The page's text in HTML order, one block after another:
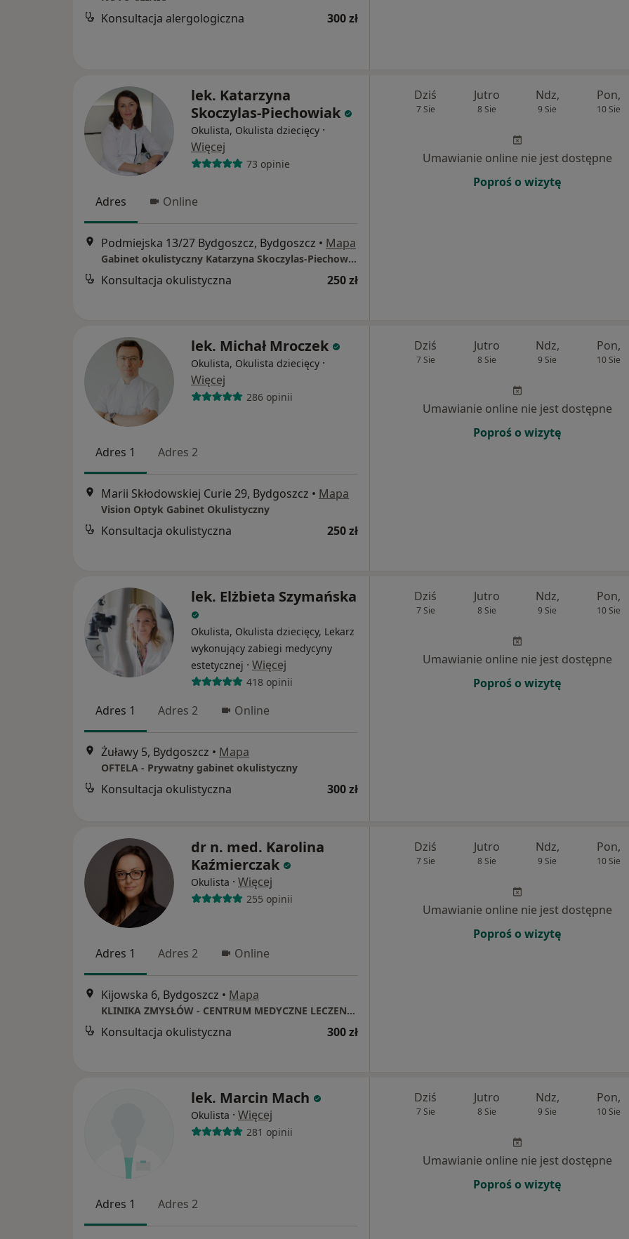
Konsultacja alergologiczna 300 zł
lek. Katarzyna
Skoczylas-Piechowiak
Okulista, Okulista dziecięcy ·
Więcej
73 opinie
Adres Online
Podmiejska 13/27 Bydgoszcz, Bydgoszcz • Mapa
Gabinet okulistyczny Katarzyna Skoczylas-Piechowiak
Konsultacja okulistyczna 250 zł
Dziś
7 Sie
Jutro
8 Sie
Ndz,
9 Sie
Pon,
10 Sie
Umawianie online nie jest dostępne
Poproś o wizytę
lek. Michał Mroczek
Okulista, Okulista dziecięcy ·
Więcej
286 opinii
Adres 1 Adres 2
Marii Skłodowskiej Curie 29, Bydgoszcz • Mapa
Vision Optyk Gabinet Okulistyczny
Konsultacja okulistyczna 250 zł
Dziś
7 Sie
Jutro
8 Sie
Ndz,
9 Sie
Pon,
10 Sie
Umawianie online nie jest dostępne
Poproś o wizytę
lek. Elżbieta Szymańska
Okulista, Okulista dziecięcy, Lekarz
wykonujący zabiegi medycyny
estetycznej · Więcej
418 opinii
Adres 1 Adres 2 Online
Żuławy 5, Bydgoszcz • Mapa
OFTELA - Prywatny gabinet okulistyczny
Konsultacja okulistyczna 300 zł
Dziś
7 Sie
Jutro
8 Sie
Ndz,
9 Sie
Pon,
10 Sie
Umawianie online nie jest dostępne
Poproś o wizytę
dr n. med. Karolina
Kaźmierczak
Okulista · Więcej
255 opinii
Adres 1 Adres 2 Online
Kijowska 6, Bydgoszcz • Mapa
KLINIKA ZMYSŁÓW - CENTRUM MEDYCZNE LECZENIA NARZĄDÓW ZMYSŁÓW
Konsultacja okulistyczna 300 zł
Dziś
7 Sie
Jutro
8 Sie
Ndz,
9 Sie
Pon,
10 Sie
Umawianie online nie jest dostępne
Poproś o wizytę
lek. Marcin Mach
Okulista · Więcej
281 opinii
Adres 1 Adres 2
Dziś
7 Sie
Jutro
8 Sie
Ndz,
9 Sie
Pon,
10 Sie
Umawianie online nie jest dostępne
Poproś o wizytę